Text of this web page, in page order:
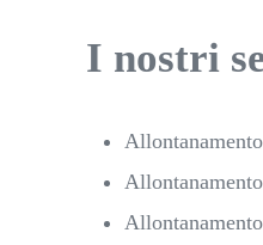
I nostri